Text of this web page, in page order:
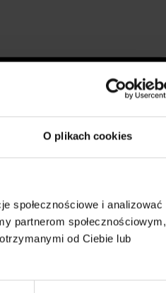
O plikach cookies
społecznościowe i analizować
partnerom społecznościowym,
od Ciebie lub